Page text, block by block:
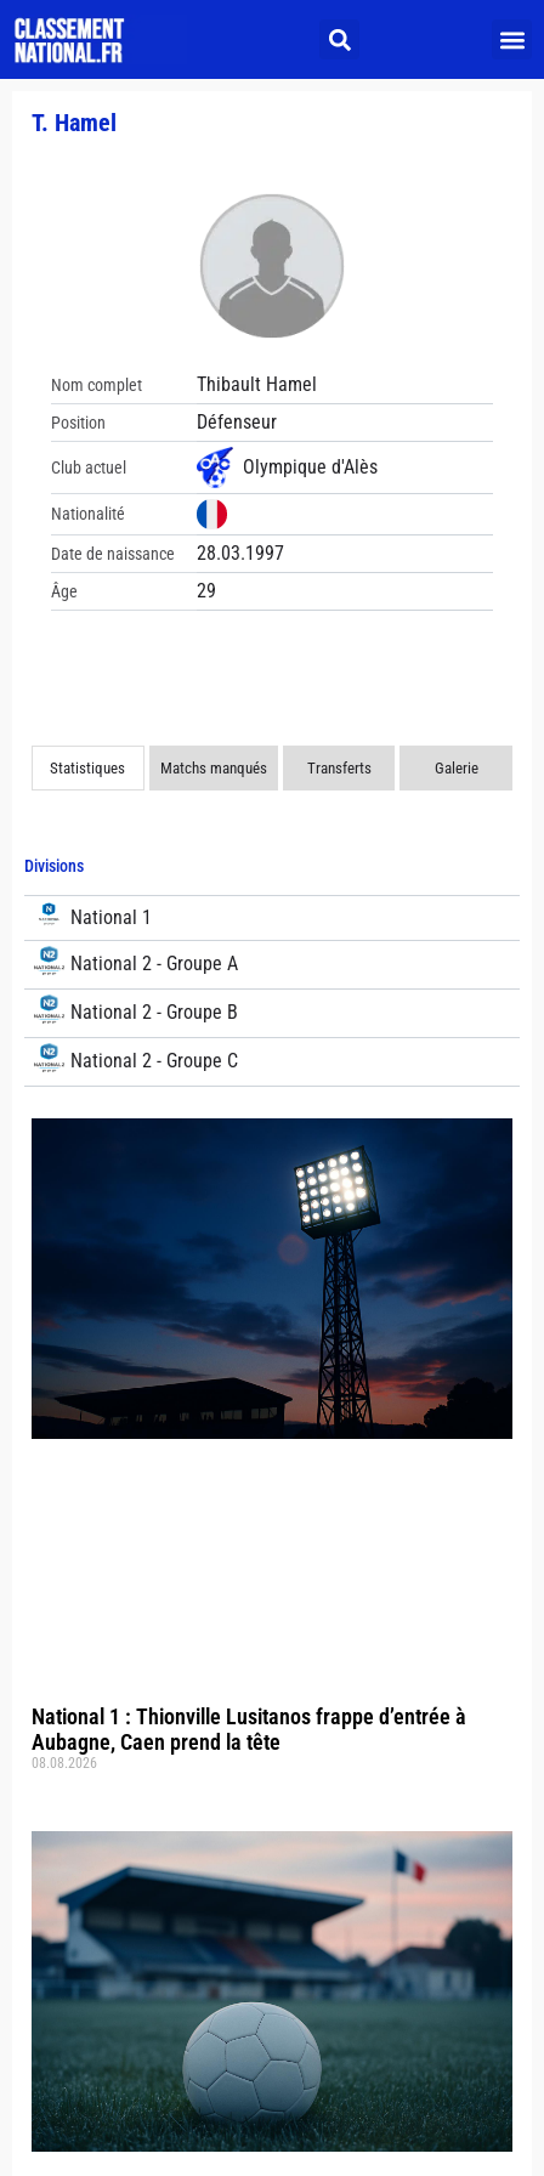
Divisions
National 1
National 2 - Groupe A
National 2 - Groupe B
National 2 - Groupe C
National 1 : Thionville Lusitanos frappe d’entrée à
Aubagne, Caen prend la tête
08.08.2026
T. Hamel
Nom complet Thibault Hamel
Position Défenseur
Club actuel Olympique d'Alès
Nationalité
Date de naissance 28.03.1997
Âge 29
Statistiques Matchs manqués Transferts Galerie